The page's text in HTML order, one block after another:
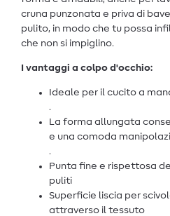
cruna punzonata e priva di
pulito, in modo che tu possa
che non si impiglino.
I vantaggi a colpo d'occhio:
Ideale per il cucito a
.
La forma allungata
e una comoda
.
Punta fine e rispettosa
puliti
Superficie liscia per
attraverso il tessuto